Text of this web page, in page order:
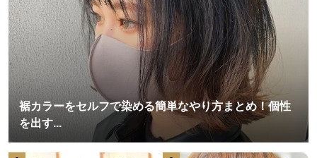
裾カラーをセルフで染める簡単なやり方まとめ！個性
を出す...